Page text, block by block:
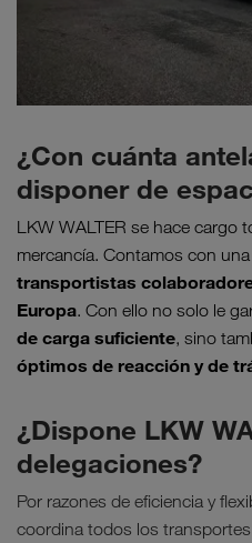
¿Con cuánta
disponer de
LKW WALTER se hace cargo
mercancía. Contamos con una
transportistas
Europa. Con ello no solo le
de carga suficiente, sino
óptimos de reacción y de
¿Dispone LKW
delegaciones?
Por razones de eficiencia y
coordina todos los